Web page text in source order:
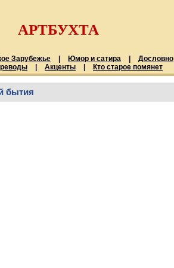
АРТБУХТА
Зарубежье Юмор и сатира Дословно
Акценты Кто старое помянет
бытия